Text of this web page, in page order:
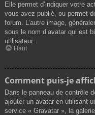
Elle permet d’indiquer votre
vous avez publié, ou permet
forum. L’autre image,
sous le nom d’avatar qui est
utilisateur.
Haut
Comment puis-je
Dans le panneau de contrôle
ajouter un avatar en utilisant
service « Gravatar », la